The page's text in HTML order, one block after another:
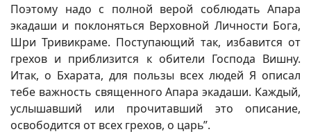
Поэтому надо с полной верой соблюдать Апара
экадаши и поклоняться Верховной Личности Бога,
Шри Тривикраме. Поступающий так, избавится от
грехов и приблизится к обители Господа Вишну.
Итак, о Бхарата, для пользы всех людей Я описал
тебе важность священного Апара экадаши. Каждый,
услышавший или прочитавший это описание,
освободится от всех грехов, о царь”.